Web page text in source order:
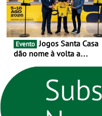
Evento Jogos Santa Casa
dão nome à volta a
um novo ciclo da prova
rumo ao centenário - Volta
a Portugal em Bicicleta
estará na estrada entre 5 e
16 de agosto